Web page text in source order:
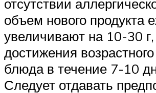
отсутствии
объем нового продукта
увеличивают на 10-30
достижения
блюда в течение 7-10
Следует отдавать